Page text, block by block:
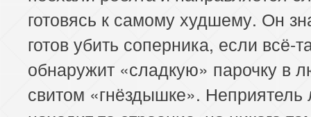
готовясь к самому худшему. Он
готов убить соперника, если всё-
обнаружит «сладкую» парочку в
свитом «гнёздышке». Неприятель